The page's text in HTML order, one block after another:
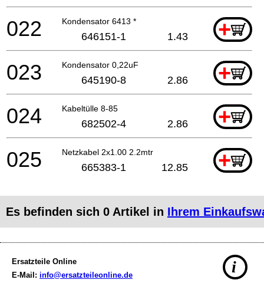
Kondensator 6413 * +
022 646151-1 1.43
Kondensator 0,22uF +
023 645190-8 2.86
Kabeltülle 8-85 +
024 682502-4 2.86
Netzkabel 2x1.00 2.2mtr +
025 665383-1 12.85
Es befinden sich 0 Artikel in Ihrem
Ersatzteile Online
E-Mail: info@ersatzteileonline.de i